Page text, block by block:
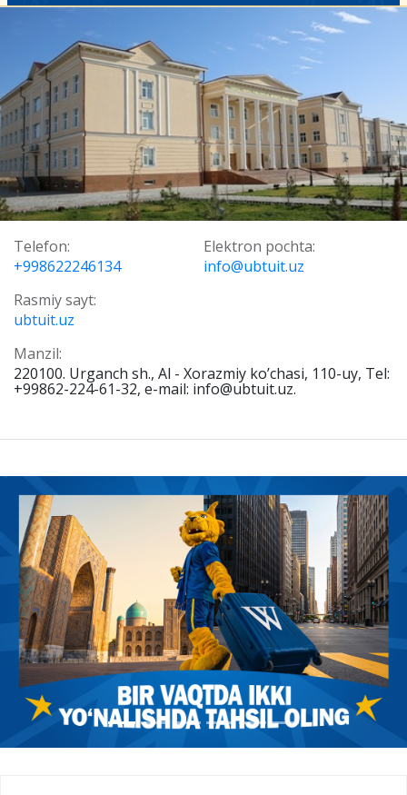
Telefon:
+998622246134
Elektron pochta:
info@ubtuit.uz
Rasmiy sayt:
ubtuit.uz
Manzil:
220100. Urganch sh., Al - Хorazmiy ko’chasi, 110-uy, Tel:
+99862-224-61-32, e-mail: info@ubtuit.uz.